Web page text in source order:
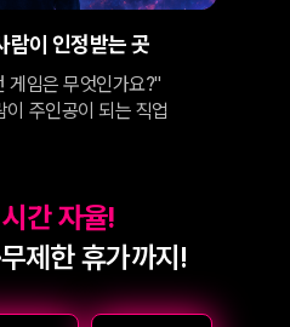
람이 인정받는 곳
게임은 무엇인가요?"
주인공이 되는 직업
간 자율!
제한 휴가까지!